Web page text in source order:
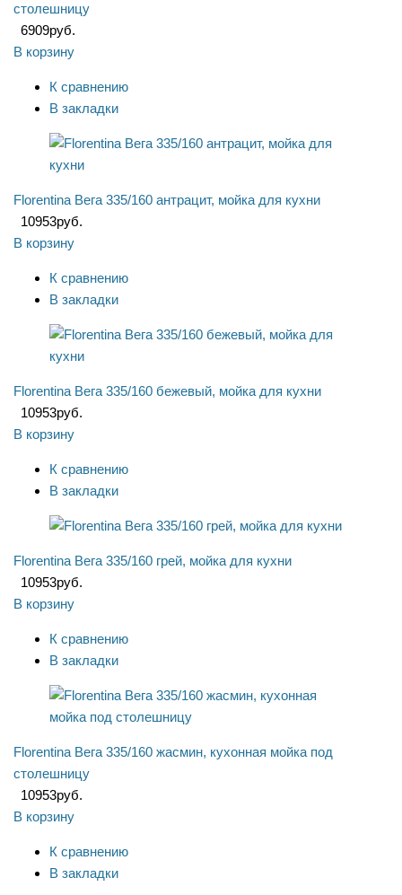
столешницу
6909руб.
В корзину
К сравнению
В закладки
Florentina Вега 335/160 антрацит, мойка для кухни
10953руб.
В корзину
К сравнению
В закладки
Florentina Вега 335/160 бежевый, мойка для кухни
10953руб.
В корзину
К сравнению
В закладки
Florentina Вега 335/160 грей, мойка для кухни
10953руб.
В корзину
К сравнению
В закладки
Florentina Вега 335/160 жасмин, кухонная мойка под
столешницу
10953руб.
В корзину
К сравнению
В закладки